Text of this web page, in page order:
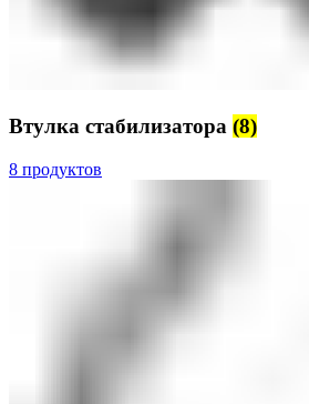
Втулка стабилизатора (8)
8 продуктов